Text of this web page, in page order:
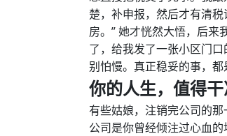
楚，补申报，然后才有清
房。” 她才恍然大悟，后
了，给我发了一张小区门
别怕慢。真正稳妥的事，都
你的人生，值得
有些姑娘，注销完公司的
公司是你曾经倾注过心血